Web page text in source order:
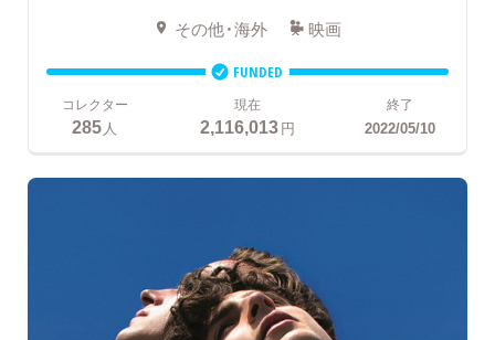
その他・海外 映画
FUNDED
コレクター
285人
現在
2,116,013円
終了
2022/05/10